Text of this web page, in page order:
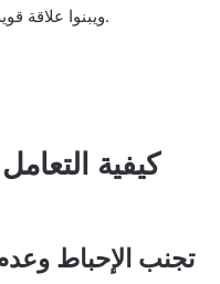
ويبنوا علاقة قوية ومستدامة معه عبر تطبيقات التعارف.
كيفية
تجنب الإحباط